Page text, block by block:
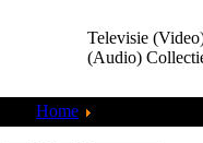
Televisie
(Audio)
Home